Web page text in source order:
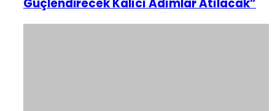
Güçlendirecek Kalıcı Adımlar Atılacak”